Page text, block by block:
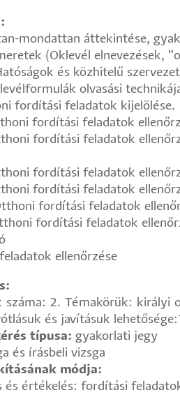
mondattan áttekintése,
(Oklevél elnevezések,
és közhitelű
olvasási
fordítási feladatok kijelölése.
fordítási feladatok
fordítási feladatok
fordítási feladatok
fordítási feladatok
fordítási feladatok
fordítási feladatok
ellenőrzése
száma: 2. Témakörük: királyi
és javításuk
típusa: gyakorlati jegy
és írásbeli vizsga
módja:
és értékelés: fordítási